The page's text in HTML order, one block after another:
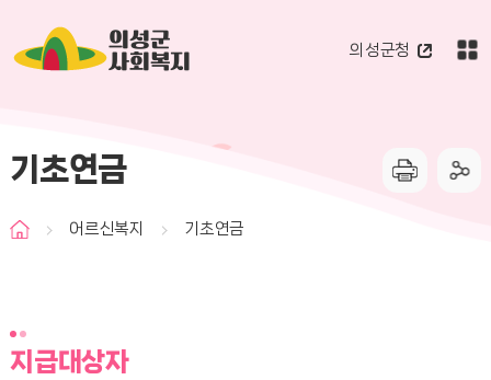
의성군
사회복지
의성군청
기초연금
어르신복지 기초연금
지급대상자